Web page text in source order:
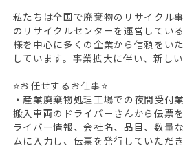
私たちは全国で廃棄物のリサイクル
のリサイクルセンターを運営してい
様を中心に多くの企業から信頼をい
しています。事業拡大に伴い、新し
⭐お任せするお仕事⭐
・産業廃棄物処理工場での夜間受付
搬入車両のドライバーさんから伝票
ライバー情報、会社名、品目、数量
ムに入力し、伝票を発行していただ